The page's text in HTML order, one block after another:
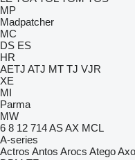
MP
Madpatcher
MC
DS ES
HR
AETJ ATJ MT TJ VJR
XE
MI
Parma
MW
6 8 12 714ASAX MCL
A-series
Actros Antos Arocs Atego